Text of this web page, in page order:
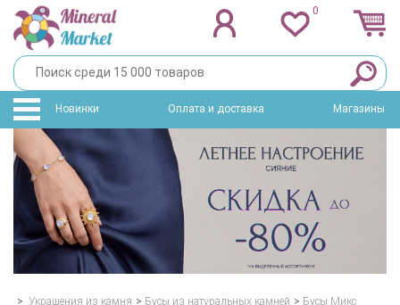
0
Новинки Оплата и доставка Магазины
> Украшения из камня > Бусы из натуральных камней > Бусы Микс